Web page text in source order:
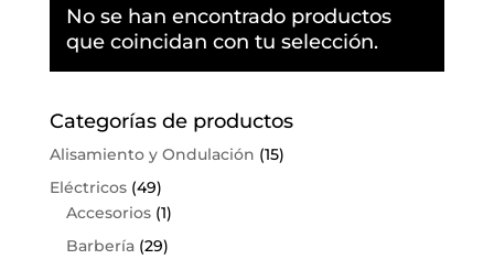
No se han encontrado productos
que coincidan con tu selección.
Categorías de productos
Alisamiento y Ondulación (15)
Eléctricos (49)
Accesorios (1)
Barbería (29)